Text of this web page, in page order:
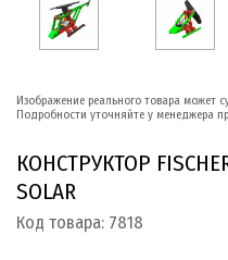
Изображение реального товара может
Подробности уточняйте у менеджера
КОНСТРУКТОР
SOLAR
Код товара: 7818